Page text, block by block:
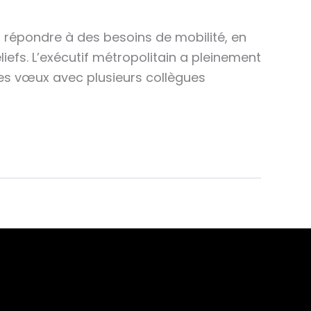
à des besoins de mobilité, en
L’exécutif métropolitain a pleinement
vœux avec plusieurs collègues